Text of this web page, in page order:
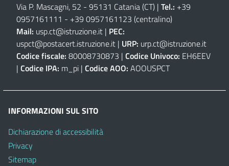
Via P. Mascagni, 52 - 95131 Catania (CT) | Tel.: +39
0957161111 - +39 0957161123 (centralino)
Mail: usp.ct@istruzione.it | PEC:
uspct@postacert.istruzione.it | URP: urp.ct@istruzione.it
Codice fiscale: 80008730873 | Codice Univoco: EH6EEV
| Codice IPA: m_pi | Codice AOO: AOOUSPCT
INFORMAZIONI SUL SITO
Dichiarazione di accessibilità
Privacy
Sitemap